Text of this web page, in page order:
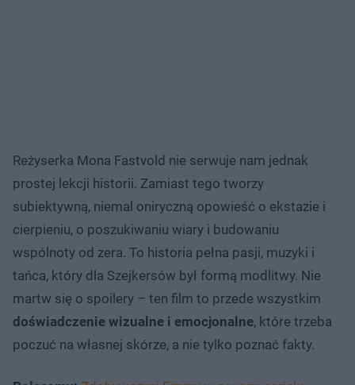
Reżyserka Mona Fastvold nie serwuje nam jednak
prostej lekcji historii. Zamiast tego tworzy
subiektywną, niemal oniryczną opowieść o ekstazie i
cierpieniu, o poszukiwaniu wiary i budowaniu
wspólnoty od zera. To historia pełna pasji, muzyki i
tańca, który dla Szejkersów był formą modlitwy. Nie
martw się o spoilery – ten film to przede wszystkim
doświadczenie wizualne i emocjonalne, które trzeba
poczuć na własnej skórze, a nie tylko poznać fakty.